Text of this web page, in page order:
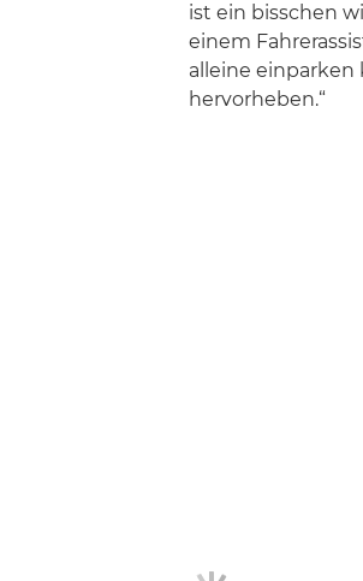
ist ein bisschen
einem
alleine einparken
hervorheben.“